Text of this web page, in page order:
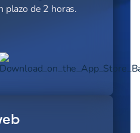
plazo de 2 horas.